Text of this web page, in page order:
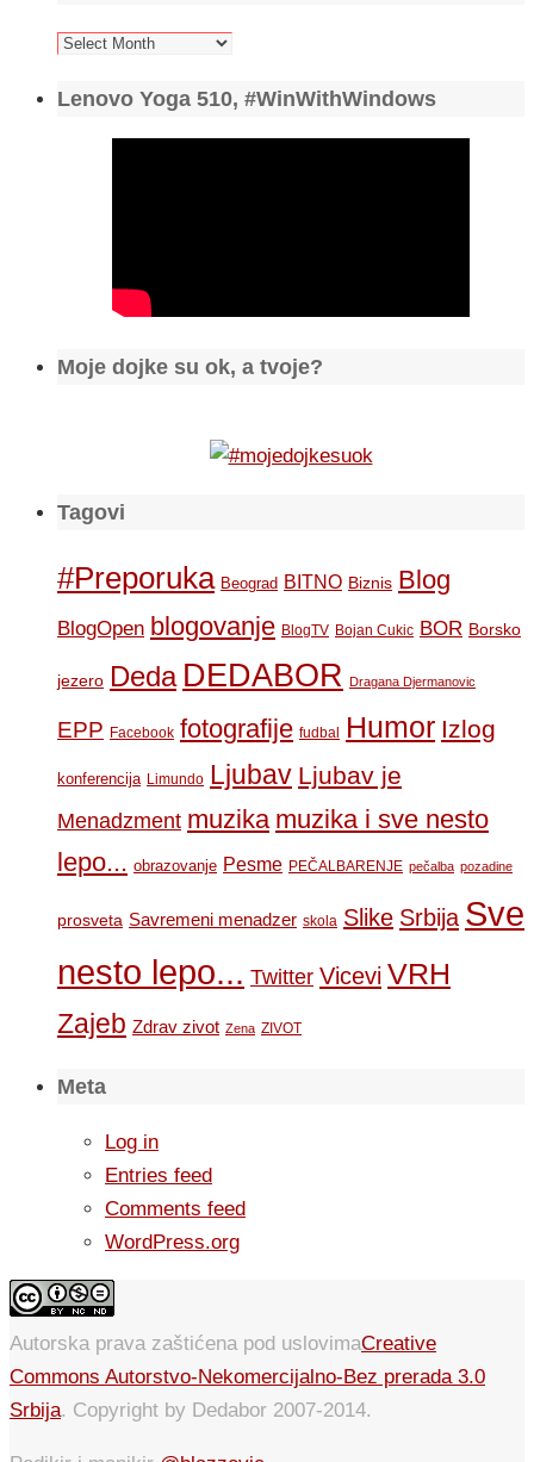
Arhiva
Lenovo Yoga 510, #WinWithWindows
Moje dojke su ok, a tvoje?
Tagovi
#Preporuka Beograd BITNO Biznis Blog
BlogOpen blogovanje BlogTV Bojan Cukic BOR Borsko
jezero Deda DEDABOR Dragana Djermanovic
EPP Facebook fotografije fudbal Humor Izlog
konferencija Limundo Ljubav Ljubav je
Menadzment muzika muzika i sve nesto
lepo... obrazovanje Pesme PEČALBARENJE pečalba pozadine
prosveta Savremeni menadzer skola Slike Srbija Sve
nesto lepo... Twitter Vicevi VRH
Zajeb Zdrav zivot Zena ZIVOT
Meta
Log in
Entries feed
Comments feed
WordPress.org
Autorska prava zaštićena pod uslovimaCreative
Commons Autorstvo-Nekomercijalno-Bez prerada 3.0
Srbija. Copyright by Dedabor 2007-2014.